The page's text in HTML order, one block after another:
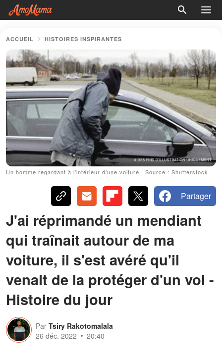
ACCUEIL HISTOIRES INSPIRANTES
Un homme regardant à l'intérieur d'une voiture | Source : Shutterstock
Partager
J'ai réprimandé un mendiant
qui traînait autour de ma
voiture, il s'est avéré qu'il
venait de la protéger d'un vol -
Histoire du jour
Par Tsiry Rakotomalala
26 déc. 2022
20:40